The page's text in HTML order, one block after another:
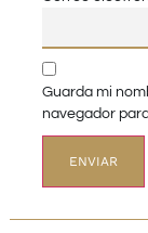
Guarda mi
navegador